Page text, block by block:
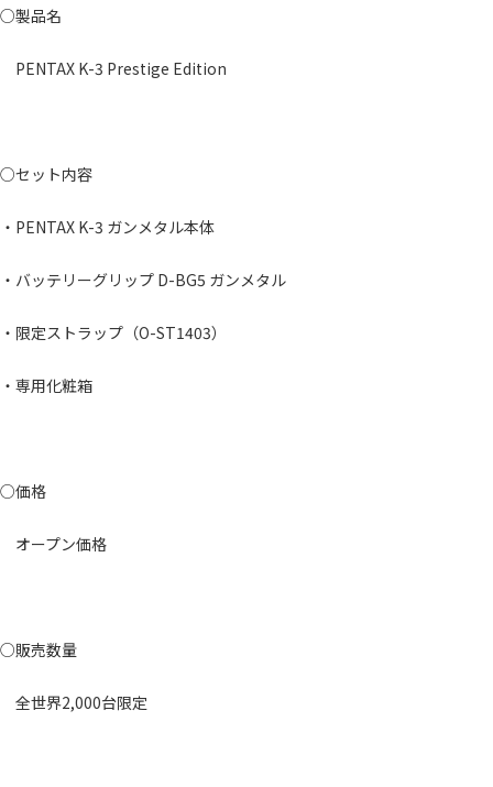
○製品名
PENTAX K-3 Prestige Edition
○セット内容
・PENTAX K-3 ガンメタル本体
・バッテリーグリップ D-BG5 ガンメタル
・限定ストラップ（O-ST1403）
・専用化粧箱
○価格
オープン価格
○販売数量
全世界2,000台限定